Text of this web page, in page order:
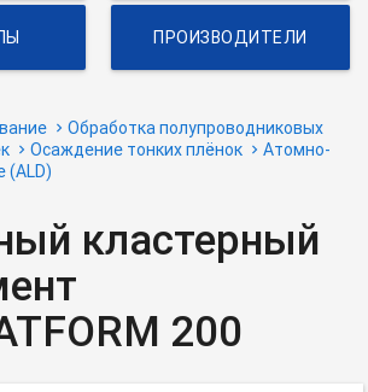
ПРОИЗВОДИТЕЛИ
Обработка полупроводниковых
Осаждение тонких плёнок
Атомно-
(ALD)
кластерный
200